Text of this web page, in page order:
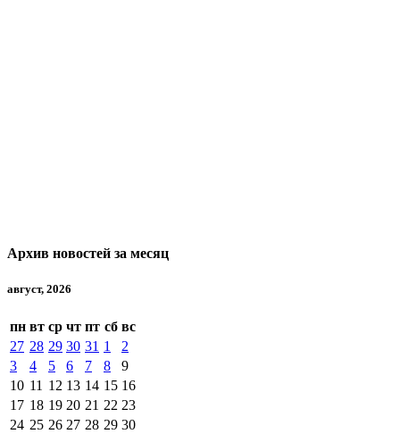
Архив новостей за месяц
август, 2026
пн вт ср чт пт сб вс
27 28 29 30 31 1
2
3
4 5 6 7 8
9
10 11 12 13 14 15 16
17 18 19 20 21 22 23
24 25 26 27 28 29 30